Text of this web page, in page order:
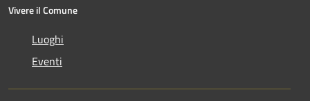
Vivere il Comune
Luoghi
Eventi